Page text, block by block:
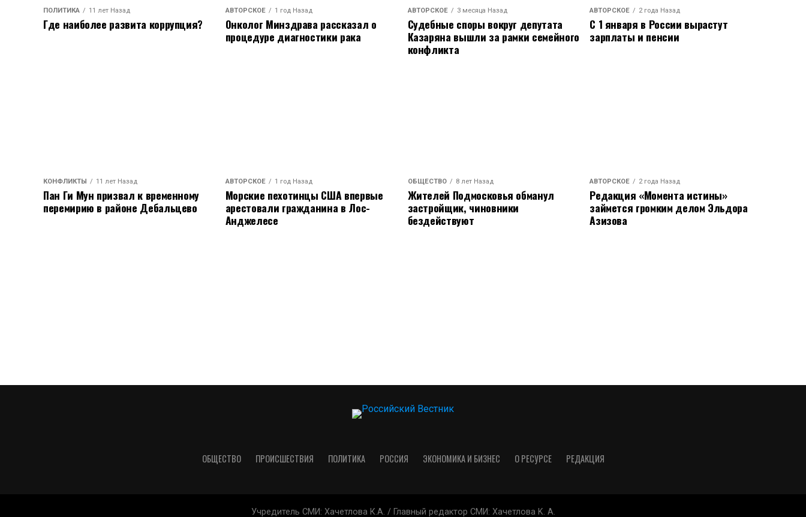
ПОЛИТИКА 11 лет Назад
Где наиболее развита коррупция?
АВТОРСКОЕ 1 год Назад
Онколог Минздрава рассказал о
процедуре диагностики рака
АВТОРСКОЕ 3 месяца Назад
Судебные споры вокруг депутата
Казаряна вышли за рамки семейного
конфликта
АВТОРСКОЕ 2 года Назад
С 1 января в России вырастут
зарплаты и пенсии
КОНФЛИКТЫ 11 лет Назад
Пан Ги Мун призвал к временному
перемирию в районе Дебальцево
АВТОРСКОЕ 1 год Назад
Морские пехотинцы США впервые
арестовали гражданина в Лос-
Анджелесе
ОБЩЕСТВО 8 лет Назад
Жителей Подмосковья обманул
застройщик, чиновники
бездействуют
АВТОРСКОЕ 2 года Назад
Редакция «Момента истины»
займется громким делом Эльдора
Азизова
ОБЩЕСТВО ПРОИСШЕСТВИЯ ПОЛИТИКА РОССИЯ ЭКОНОМИКА И БИЗНЕС О РЕСУРСЕ РЕДАКЦИЯ
Учредитель СМИ: Хачетлова К.А. / Главный редактор СМИ: Xaчeтлoвa K. A.